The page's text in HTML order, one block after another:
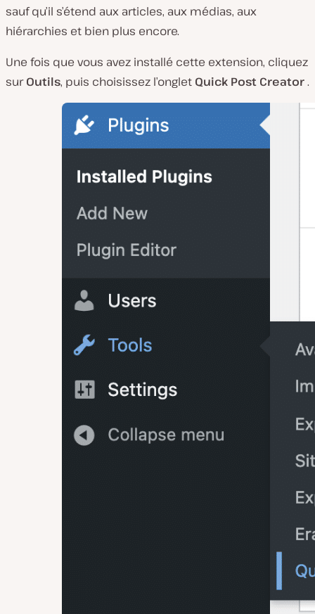
sauf qu’il s’étend aux articles, aux médias, aux
hiérarchies et bien plus encore.
Une fois que vous avez installé cette extension, cliquez
surOutils, puis choisissez l’onglet Quick Post Creator.